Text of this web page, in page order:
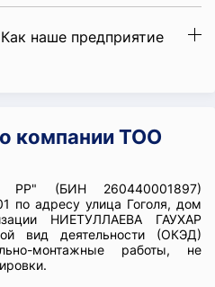
наше предприятие
компании ТОО
РР" (БИН 260440001897)
по адресу улица Гоголя, дом
НИЕТУЛЛАЕВА ГАУХАР
вид деятельности (ОКЭД)
монтажные работы, не